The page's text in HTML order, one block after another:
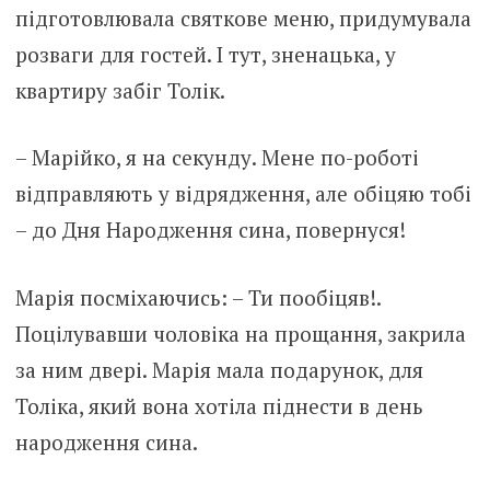
підготовлювала святкове меню, придумувала
розваги для гостей. І тут, зненацька, у
квартиру забіг Толік.
– Марійко, я на секунду. Мене по-роботі
відправляють у відрядження, але обіцяю тобі
– до Дня Народження сина, повернуся!
Марія посміхаючись: – Ти пообіцяв!.
Поцілувавши чоловіка на прощання, закрила
за ним двері. Марія мала подарунок, для
Толіка, який вона хотіла піднести в день
народження сина.